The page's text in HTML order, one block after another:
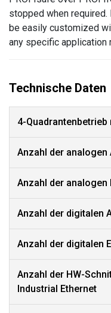
stopped when required.
be easily customized
any specific application
4-
Anzahl der analogen
Anzahl der analogen
Anzahl der digitalen
Anzahl der digitalen
Anzahl der HW-
Industrial Ethernet